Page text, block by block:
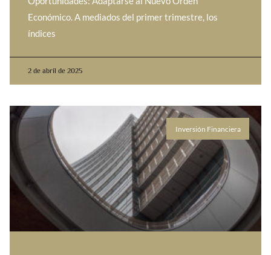
Económico. A mediados del primer trimestre, los
índices
2 de abril de 2025
Inversión Financiera